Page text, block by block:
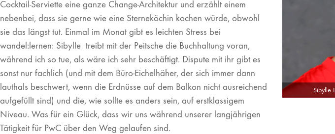
Cocktail-Serviette eine ganze Change-Architektur und erzählt einem
nebenbei, dass sie gerne wie eine Sterneköchin kochen würde, obwohl
sie das längst tut. Einmal im Monat gibt es leichten Stress bei
wandel:lernen: Sibylle treibt mit der Peitsche die Buchhaltung voran,
während ich so tue, als wäre ich sehr beschäftigt. Dispute mit ihr gibt es
sonst nur fachlich (und mit dem Büro-Eichelhäher, der sich immer dann
lauthals beschwert, wenn die Erdnüsse auf dem Balkon nicht ausreichend
aufgefüllt sind) und die, wie sollte es anders sein, auf erstklassigem
Niveau. Was für ein Glück, dass wir uns während unserer langjährigen
Tätigkeit für PwC über den Weg gelaufen sind.
Sibylle